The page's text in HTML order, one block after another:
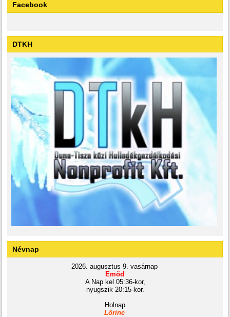
Facebook
DTKH
Névnap
2026. augusztus 9. vasárnap
Emőd
A Nap kel 05:36-kor,
nyugszik 20:15-kor.
Holnap
Lőrinc